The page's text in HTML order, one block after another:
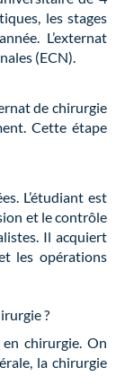
les stages
L’externat
(ECN).
de chirurgie
Cette étape
L’étudiant est
et le contrôle
Il acquiert
les opérations
?
chirurgie. On
la chirurgie